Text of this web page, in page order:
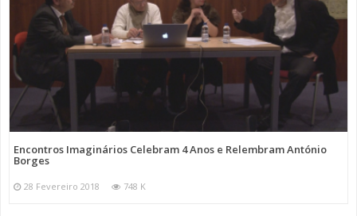
Encontros Imaginários Celebram 4 Anos e Relembram António
Borges
28 Fevereiro 2018 748 K